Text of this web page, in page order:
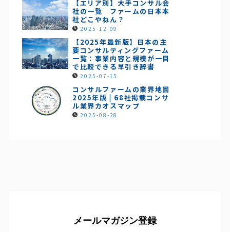
【エリア別】大手コンサル会
社の一覧 ファームの日本本
社どこやねん？
2025-12-09
【2025年最新版】日本の主
要コンサルティングファーム
一覧：事業内容と規模が一目
で比較できる早引き辞書
2025-07-15
コンサルファームの業界地図
2025年版 | 68社掲載コンサ
ル業界カオスマップ
2025-08-28
メールマガジン登録